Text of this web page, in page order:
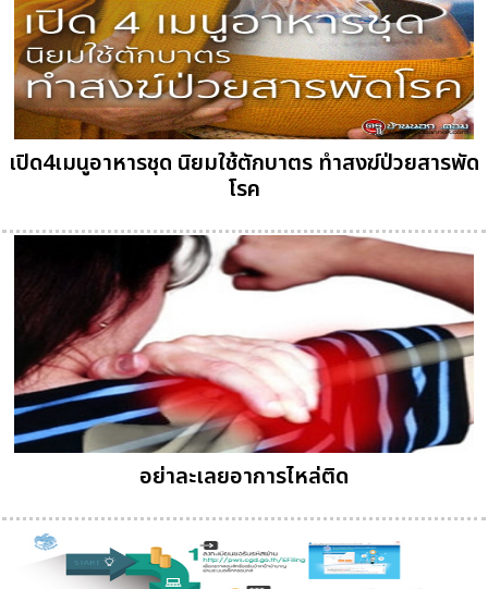
เปิด4เมนูอาหารชุด นิยมใช้ตักบาตร ทำสงฆ์ป่วยสารพัด
โรค
อย่าละเลยอาการไหล่ติด